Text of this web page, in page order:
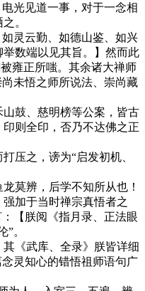
光见道一事，对于一念相
。
灵云勤、如德山鉴、如兴
数端以见其旨。】然而此
雍正所嗤。其余诸大禅师
未悟之师所说法、崇尚藏
鼓、慈明榜等公案，皆古
则全印，否乃不达佛之正
压之，谤为“启发初机、
莫辨，后学不知所从也！
加于当时禅宗真悟者之
【朕阅《指月录、正法眼
。
《武库、全录》朕皆详细
灵知心的错悟祖师语句广